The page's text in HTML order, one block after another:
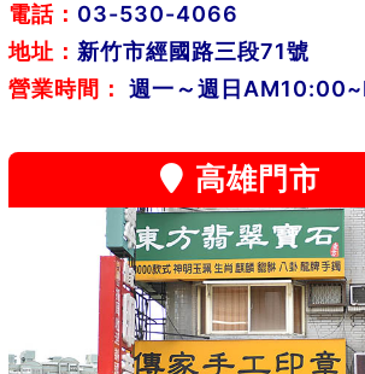
電話： 03-530-4066
地址： 新竹市經國路三段71號
營業時間：
週一～週日
高雄門市